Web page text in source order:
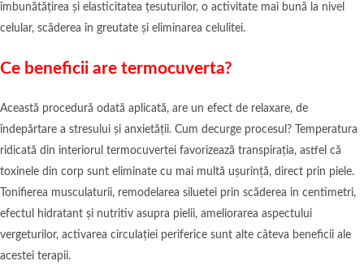
îmbunătățirea și elasticitatea țesuturilor, o activitate mai bună la nivel
celular, scăderea în greutate și eliminarea celulitei.
Ce beneficii are termocuverta?
Această procedură odată aplicată, are un efect de relaxare, de
îndepărtare a stresului și anxietății. Cum decurge procesul? Temperatura
ridicată din interiorul termocuvertei favorizează transpirația, astfel că
toxinele din corp sunt eliminate cu mai multă ușurință, direct prin piele.
Tonifierea musculaturii, remodelarea siluetei prin scăderea in centimetri,
efectul hidratant și nutritiv asupra pielii, ameliorarea aspectului
vergeturilor, activarea circulației periferice sunt alte câteva beneficii ale
acestei terapii.